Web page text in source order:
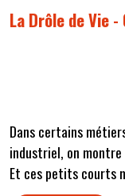
La Drôle de Vie
Dans certains
industriel, on montre
Et ces petits courts